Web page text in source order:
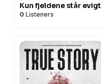
Kun fjeldene står evigt
0 Listeners